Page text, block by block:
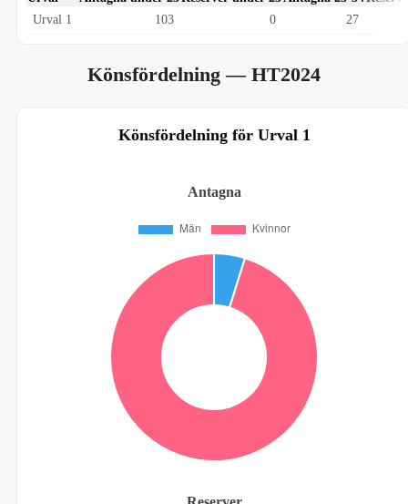
Urval 1
103 0 27
Könsfördelning— HT2024
Könsfördelning för Urval 1
Antagna